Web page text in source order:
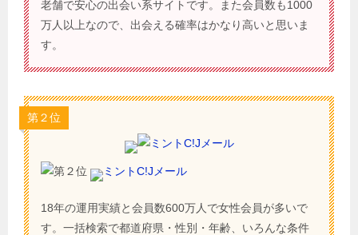
老舗で安心の出会い系サイトです。また会員数も1000
万人以上なので、出会える確率はかなり高いと思いま
す。
第２位
ミントC!Jメール
18年の運用実績と会員数600万人で女性会員が多いで
す。一括検索で都道府県・性別・年齢、いろんな条件